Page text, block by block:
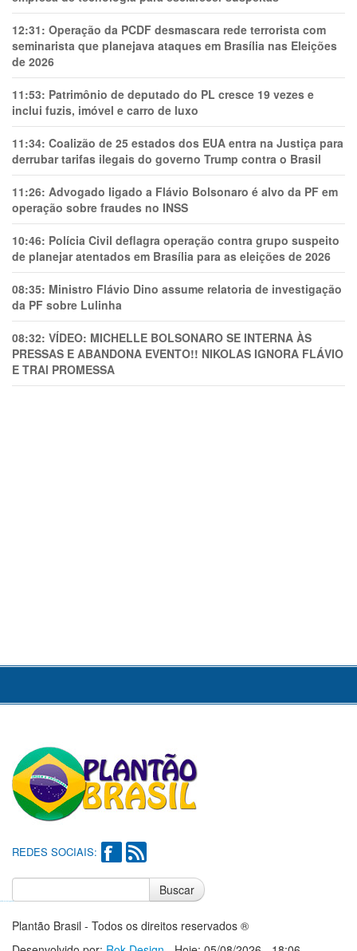
12:31: Operação da PCDF desmascara rede terrorista com
seminarista que planejava ataques em Brasília nas Eleições
de 2026
11:53: Patrimônio de deputado do PL cresce 19 vezes e
inclui fuzis, imóvel e carro de luxo
11:34: Coalizão de 25 estados dos EUA entra na Justiça para
derrubar tarifas ilegais do governo Trump contra o Brasil
11:26: Advogado ligado a Flávio Bolsonaro é alvo da PF em
operação sobre fraudes no INSS
10:46: Polícia Civil deflagra operação contra grupo suspeito
de planejar atentados em Brasília para as eleições de 2026
08:35: Ministro Flávio Dino assume relatoria de investigação
da PF sobre Lulinha
08:32: VÍDEO: MICHELLE BOLSONARO SE INTERNA ÀS
PRESSAS E ABANDONA EVENTO!! NIKOLAS IGNORA FLÁVIO
E TRAl PROMESSA
REDES SOCIAIS:
Buscar
Plantão Brasil - Todos os direitos reservados ®